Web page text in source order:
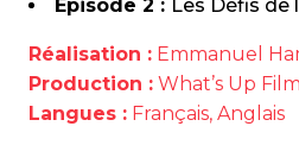
Épisode 2 : Les Défis de
Réalisation : Emmanuel
Production : What’s Up
Langues : Français, Anglais